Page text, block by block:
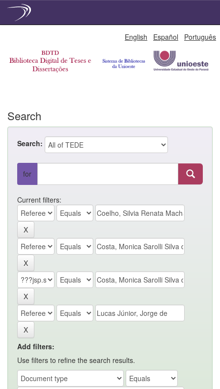
English Español Português
Search
Search:
for
Current filters:
Add filters:
Use filters to refine the search results.